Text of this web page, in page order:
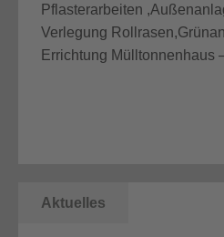
Pflasterarbeiten
Verlegung
Errichtung Mülltonnenhaus
Aktuelles